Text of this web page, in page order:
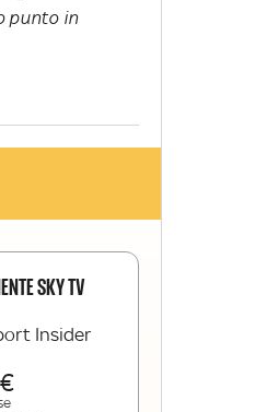
punto in
SKY TV
Insider